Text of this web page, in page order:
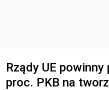
Rządy UE powinny
proc. PKB na